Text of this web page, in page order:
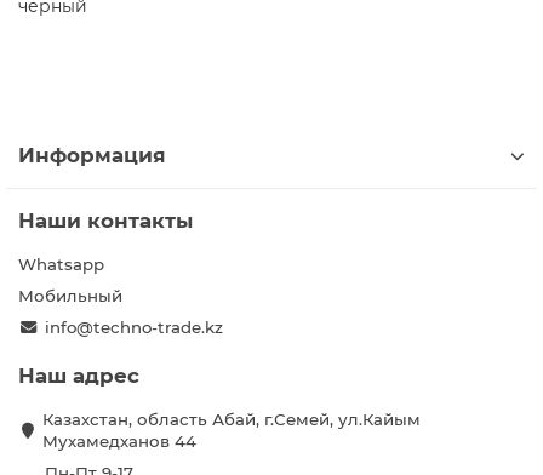
черный
Информация
Наши контакты
Whatsapp
Мобильный
info@techno-trade.kz
Наш адрес
Казахстан, область Абай, г.Семей, ул.Кайым
Мухамедханов 44